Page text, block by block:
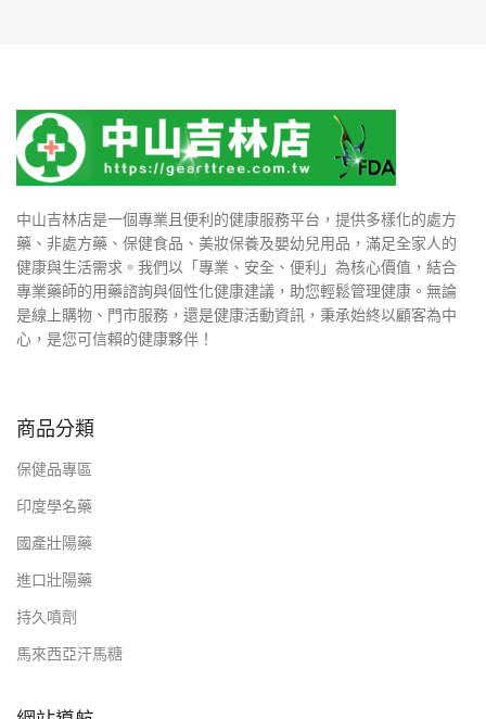
中山吉林店是一個專業且便利的健康服務平台，提供多樣化的處方
藥、非處方藥、保健食品、美妝保養及嬰幼兒用品，滿足全家人的
健康與生活需求。我們以「專業、安全、便利」為核心價值，結合
專業藥師的用藥諮詢與個性化健康建議，助您輕鬆管理健康。無論
是線上購物、門市服務，還是健康活動資訊，秉承始終以顧客為中
心，是您可信賴的健康夥伴！
商品分類
保健品專區
印度學名藥
國產壯陽藥
進口壯陽藥
持久噴劑
馬來西亞汗馬糖